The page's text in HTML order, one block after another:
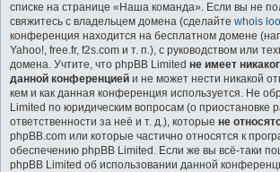
списке на странице «Наша команда». Если вы не
свяжитесь с владельцем домена (сделайте whois
конференция находится на бесплатном домене
Yahoo!, free.fr, f2s.com и т. п.), с руководством или
домена. Учтите, что phpBB Limited не имеет
данной конференцией и не может нести никакой
кем и как данная конференция используется. Не
Limited по юридическим вопросам (о приостановке
ответственности за неё и т. д.), которые не
phpBB.com или которые частично относятся к
обеспечению phpBB Limited. Если же вы всё-таки
phpBB Limited об использовании данной